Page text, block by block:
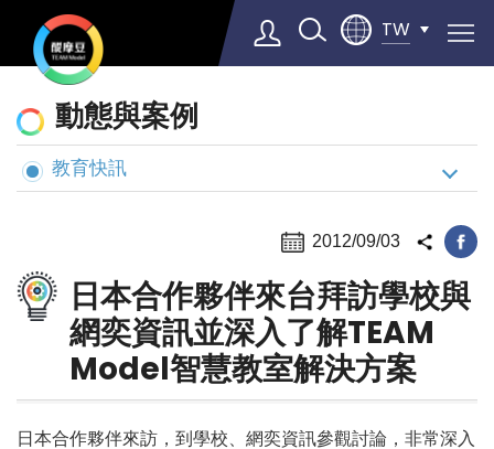
TW
▼
態
與
案
動態與案例
教育快訊
2012/09/03
日本合作夥伴來台拜訪學校與
網奕資訊並深入了解TEAM
Model智慧教室解決方案
日本合作夥伴來訪，到學校、網奕資訊參觀討論，非常深入